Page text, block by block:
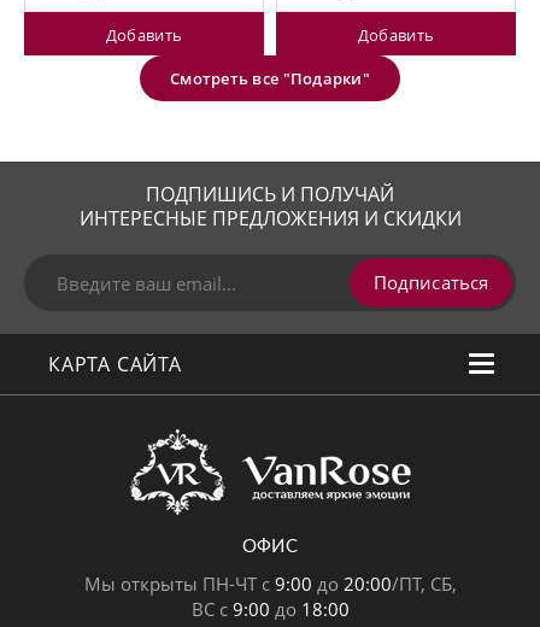
Добавить
Добавить
Смотреть все "Подарки"
ПОДПИШИСЬ И ПОЛУЧАЙ
ИНТЕРЕСНЫЕ ПРЕДЛОЖЕНИЯ И СКИДКИ
Подписаться
КАРТА САЙТА
ОФИС
Мы открыты ПН-ЧТ с 9:00 до 20:00/ПТ, СБ,
ВС с 9:00 до 18:00